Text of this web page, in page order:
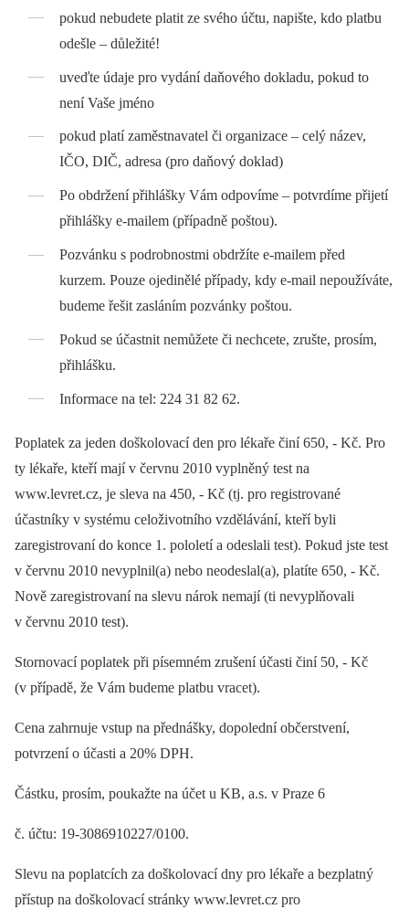
pokud nebudete platit ze svého účtu, napište, kdo platbu
odešle –⁠ důležité!
uveďte údaje pro vydání daňového dokladu, pokud to
není Vaše jméno
pokud platí zaměstnavatel či organizace –⁠ celý název,
IČO, DIČ, adresa (pro daňový doklad)
Po obdržení přihlášky Vám odpovíme –⁠ potvrdíme přijetí
přihlášky e-mailem (případně poštou).
Pozvánku s podrobnostmi obdržíte e-mailem před
kurzem. Pouze ojedinělé případy, kdy e-mail nepoužíváte,
budeme řešit zasláním pozvánky poštou.
Pokud se účastnit nemůžete či nechcete, zrušte, prosím,
přihlášku.
Informace na tel: 224 31 82 62.
Poplatek za jeden doškolovací den pro lékaře činí 650, -⁠ Kč. Pro
ty lékaře, kteří mají v červnu 2010 vyplněný test na
www.levret.cz, je sleva na 450, -⁠ Kč (tj. pro registrované
účastníky v systému celoživotního vzdělávání, kteří byli
zaregistrovaní do konce 1. pololetí a odeslali test). Pokud jste test
v červnu 2010 nevyplnil(a) nebo neodeslal(a), platíte 650, -⁠ Kč.
Nově zaregistrovaní na slevu nárok nemají (ti nevyplňovali
v červnu 2010 test).
Stornovací poplatek při písemném zrušení účasti činí 50, -⁠ Kč
(v případě, že Vám budeme platbu vracet).
Cena zahrnuje vstup na přednášky, dopolední občerstvení,
potvrzení o účasti a 20% DPH.
Částku, prosím, poukažte na účet u KB, a.s. v Praze 6
č. účtu: 19-3086910227/0100.
Slevu na poplatcích za doškolovací dny pro lékaře a bezplatný
přístup na doškolovací stránky www.levret.cz pro